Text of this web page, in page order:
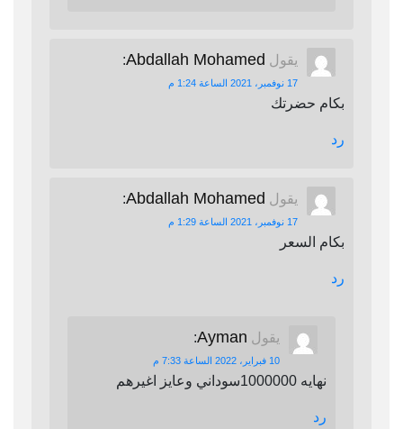
يقول Abdallah Mohamed
:
17 نوفمبر، 2021 الساعة 1:24 م
بكام حضرتك
رد
يقول Abdallah Mohamed
:
17 نوفمبر، 2021 الساعة 1:29 م
بكام السعر
رد
يقول Ayman
:
10 فبراير، 2022 الساعة 7:33 م
نهايه 1000000سوداني وعايز اغيرهم
رد